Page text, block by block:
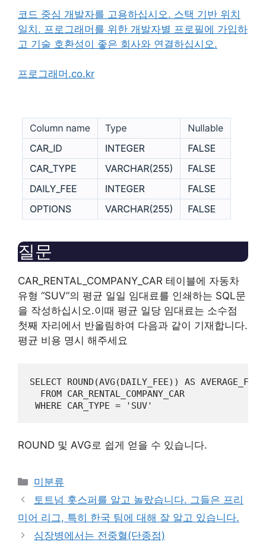
코드 중심 개발자를 고용하십시오. 스택 기반 위치
일치. 프로그래머를 위한 개발자별 프로필에 가입하
고 기술 호환성이 좋은 회사와 연결하십시오.
프로그래머.co.kr
질문
CAR_RENTAL_COMPANY_CAR 테이블에 자동차
유형 “SUV”의 평균 일일 임대료를 인쇄하는 SQL문
을 작성하십시오.이때 평균 일당 임대료는 소수점
첫째 자리에서 반올림하여 다음과 같이 기재합니다.
평균 비용 명시 해주세요
SELECT ROUND(AVG(DAILY_FEE)) AS AVERAGE_FEE
  FROM CAR_RENTAL_COMPANY_CAR
WHERE CAR_TYPE = 'SUV'
ROUND 및 AVG로 쉽게 얻을 수 있습니다.
Categories
미분류
토트넘 홋스퍼를 알고 놀랐습니다. 그들은 프리
미어 리그, 특히 한국 팀에 대해 잘 알고 있습니다.
심장병에서는 전중혈(단종점)